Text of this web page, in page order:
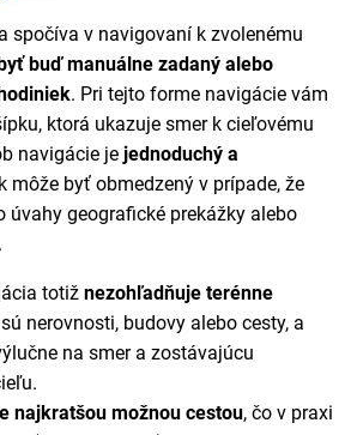
spočíva v navigovaní k zvolenému
buď manuálne zadaný alebo
. Pri tejto forme navigácie vám
ktorá ukazuje smer k cieľovému
navigácie je jednoduchý a
môže byť obmedzený v prípade, že
úvahy geografické prekážky alebo
totiž nezohľadňuje terénne
nerovnosti, budovy alebo cesty, a
na smer a zostávajúcu
najkratšou možnou cestou, čo v praxi